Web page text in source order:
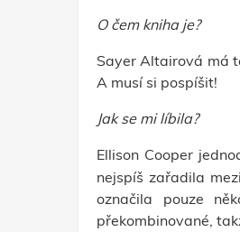
O čem kniha je?
Sayer Altairová má
A musí si pospíšit!
Jak se mi líbila?
Ellison Cooper
nejspíš zařadila
označila pouze
překombinované,